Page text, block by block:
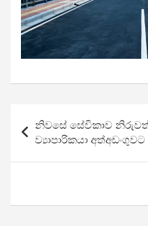
Post
navigation
නිවසේ සේවිකාව
ව්‍යාපාරිකයා අත්අඩංගුවට